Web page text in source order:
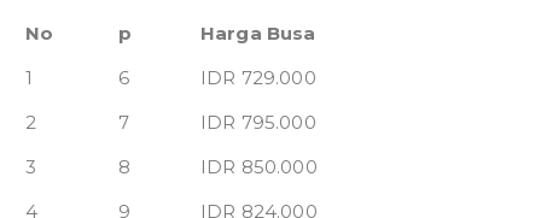
No p
Harga Busa
1
6
IDR 729.000
2
7
IDR 795.000
3
8
IDR 850.000
4
9
IDR 824.000